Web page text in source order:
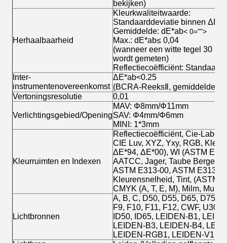
bekijken)
Herhaalbaarheid
Kleurkwaliteitwaarde:
Standaarddeviatie binnen
Gemiddelde: dE*ab< 0="">
Max.: dE*ab≤ 0,04
(wanneer een witte tegel 30
wordt gemeten)
Reflectiecoëfficiënt:
Inter-
instrumentenovereenkomst
ΔE*ab<0.25
(BCRA-ReeksⅡ, gemiddelde
Vertoningsresolutie
0,01
Verlichtingsgebied/Opening
MAV: Φ8mm/Φ11mm
SAV: Φ4mm/Φ6mm
MINI: 1*3mm
Kleurruimten en Indexen
Reflectiecoëfficiënt, Cie-
CIE Luv, XYZ, Yxy, RGB,
ΔE*94, ΔE*00), WI (ASTM
AATCC, Jager, Taube Berger
ASTM E313-00, ASTM E313-
Kleurensnelheid, Tint, (ASTM
CMYK (A, T, E, M), Milm,
Lichtbronnen
A, B, C, D50, D55, D65, D75,
F9, F10, F11, F12, CWF, U30,
ID50, ID65, LEIDEN-B1,
LEIDEN-B3, LEIDEN-B4,
LEIDEN-RGB1, LEIDEN-V1,